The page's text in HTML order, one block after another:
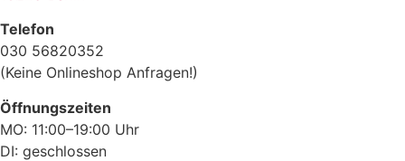
Telefon
030 56820352
(Keine Onlineshop Anfragen!)
Öffnungszeiten
MO: 11:00–19:00 Uhr
DI: geschlossen